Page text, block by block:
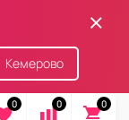
Кемерово
0 0 0